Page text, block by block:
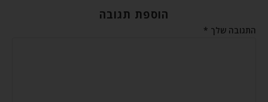
הוספת תגובה
התגובה שלך *